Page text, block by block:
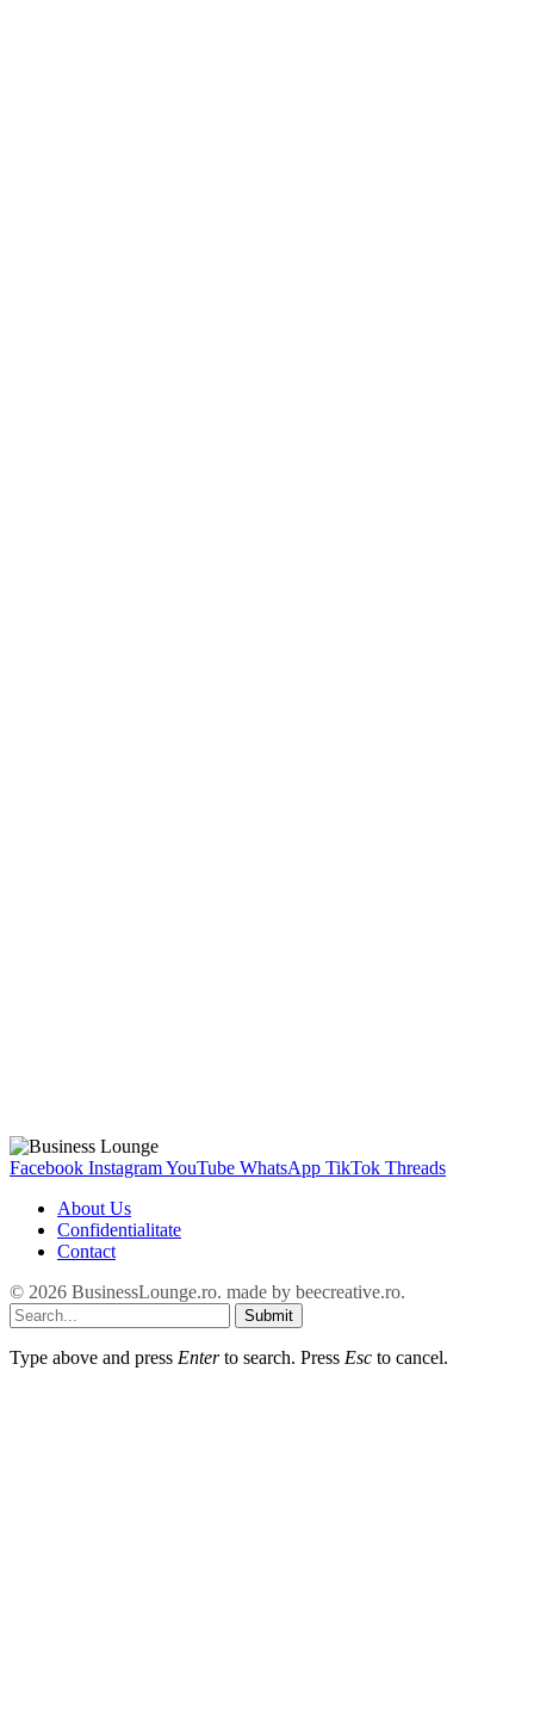
Facebook InstagramYouTube WhatsApp TikTok Threads
About Us
Confidentialitate
Contact
© 2026 BusinessLounge.ro. made by beecreative.ro.
Submit
Type above and press Enterto search. Press Esc to cancel.